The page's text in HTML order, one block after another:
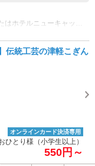
伝統工芸の津軽こぎん
オンラインカード決済専用
ひとり様（小学生以上）
550円～